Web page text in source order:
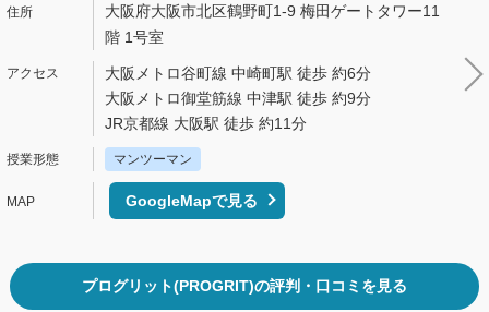
大阪府大阪市北区鶴野町1-9 梅田ゲートタワー11
階 1号室
大阪メトロ谷町線 中崎町駅 徒歩 約6分
大阪メトロ御堂筋線 中津駅 徒歩 約9分
JR京都線 大阪駅 徒歩 約11分
マンツーマン
GoogleMapで見る
プログリット(PROGRIT)の評判・口コミを見る